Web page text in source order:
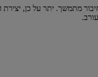
מתמשך. יתר על כן,